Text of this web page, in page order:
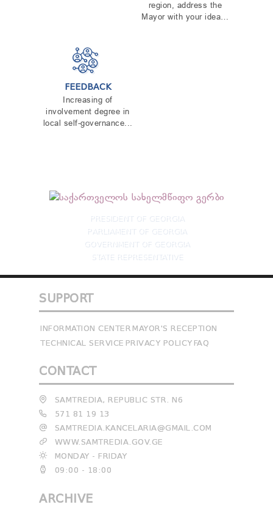
region, address the
Mayor with your idea…
FEEDBACK
Increasing of
involvement degree in
local self-governance...
PRESIDENT OF GEORGIA
PARLIAMENT OF GEORGIA
GOVERNMENT OF GEORGIA
STATE REPRESENTATIVE
SUPPORT
INFORMATION CENTER MAYOR'S RECEPTION
TECHNICAL SERVICE PRIVACY POLICY FAQ
CONTACT
SAMTREDIA, REPUBLIC STR. N6
571 81 19 13
SAMTREDIA.KANCELARIA@GMAIL.COM
WWW.SAMTREDIA.GOV.GE
MONDAY - FRIDAY
09:00 - 18:00
ARCHIVE